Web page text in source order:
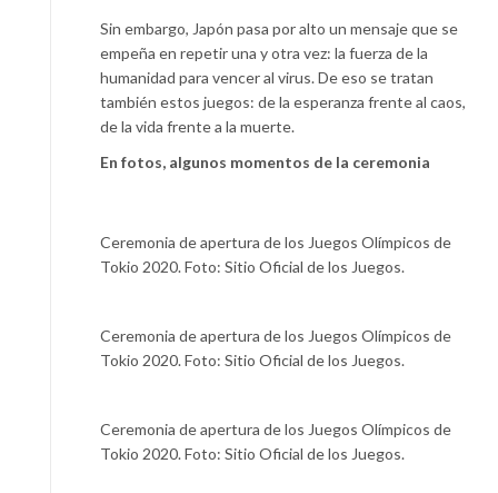
Sin embargo, Japón pasa por alto un mensaje que se
empeña en repetir una y otra vez: la fuerza de la
humanidad para vencer al virus. De eso se tratan
también estos juegos: de la esperanza frente al caos,
de la vida frente a la muerte.
En fotos, algunos momentos de la ceremonia
Ceremonia de apertura de los Juegos Olímpicos de
Tokio 2020. Foto: Sitio Oficial de los Juegos.
Ceremonia de apertura de los Juegos Olímpicos de
Tokio 2020. Foto: Sitio Oficial de los Juegos.
Ceremonia de apertura de los Juegos Olímpicos de
Tokio 2020. Foto: Sitio Oficial de los Juegos.